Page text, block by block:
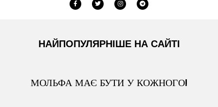
НАЙПОПУЛЯРНІШЕ НА САЙТІ
МОЛЬФА МАЄ БУТИ У КОЖНОГО!